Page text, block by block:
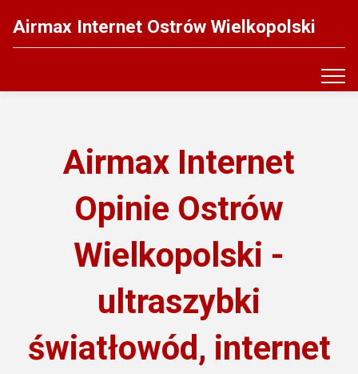
Airmax Internet Ostrów Wielkopolski
Airmax Internet
Opinie Ostrów
Wielkopolski -
ultraszybki
światłowód, internet